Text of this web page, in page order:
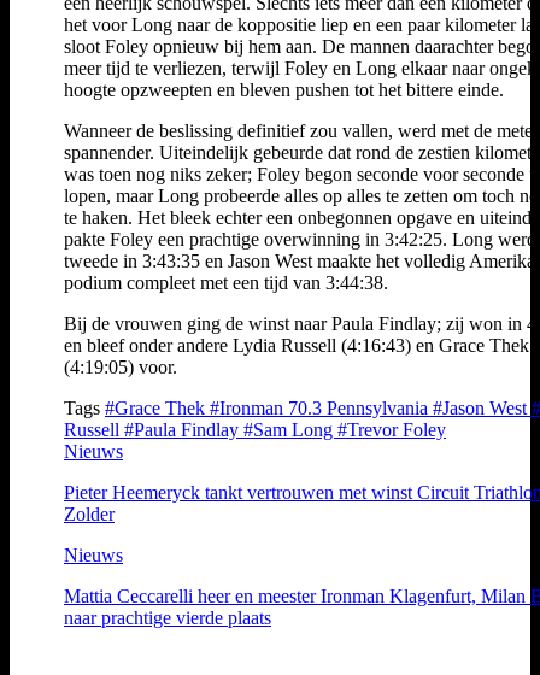
het voor Long naar de koppositie liep en een paar kilometer
sloot Foley opnieuw bij hem aan. De mannen daarachter
meer tijd te verliezen, terwijl Foley en Long elkaar naar
hoogte opzweepten en bleven pushen tot het bittere einde.
Wanneer de beslissing definitief zou vallen, werd met de meter
spannender. Uiteindelijk gebeurde dat rond de zestien
was toen nog niks zeker; Foley begon seconde voor seconde
lopen, maar Long probeerde alles op alles te zetten om toch
te haken. Het bleek echter een onbegonnen opgave en
pakte Foley een prachtige overwinning in 3:42:25. Long werd
tweede in 3:43:35 en Jason West maakte het volledig
podium compleet met een tijd van 3:44:38.
Bij de vrouwen ging de winst naar Paula Findlay; zij won in
en bleef onder andere Lydia Russell (4:16:43) en Grace Thek
(4:19:05) voor.
Tags #Grace Thek #Ironman 70.3 Pennsylvania #Jason West
Russell #Paula Findlay #Sam Long #Trevor Foley
Nieuws
Pieter Heemeryck tankt vertrouwen met winst Circuit
Zolder
Nieuws
Mattia Ceccarelli heer en meester Ironman Klagenfurt, Milan
naar prachtige vierde plaats